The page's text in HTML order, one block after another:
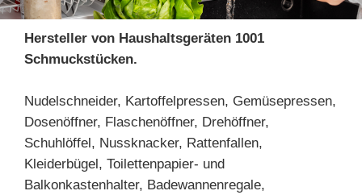
Querstreben
Nudelschneider
Spatel
Küchenlöffel
Schüsseln,
Küchenmesser,
Schäler
Dipschalen
Hersteller von Haushaltsgeräten 1001
Schmuckstücken.
Nudelschneider, Kartoffelpressen, Gemüsepressen,
Dosenöffner, Flaschenöffner, Drehöffner,
Schuhlöffel, Nussknacker, Rattenfallen,
Kleiderbügel, Toilettenpapier- und
Balkonkastenhalter, Badewannenregale,